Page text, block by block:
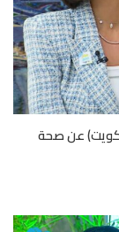
عن صحة